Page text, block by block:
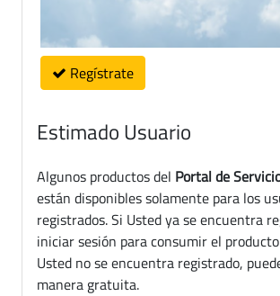
Regístrate
Estimado Usuario
Algunos productos del Portal de
están disponibles solamente para los
registrados. Si Usted ya se encuentra
iniciar sesión para consumir el
Usted no se encuentra registrado,
manera gratuita.